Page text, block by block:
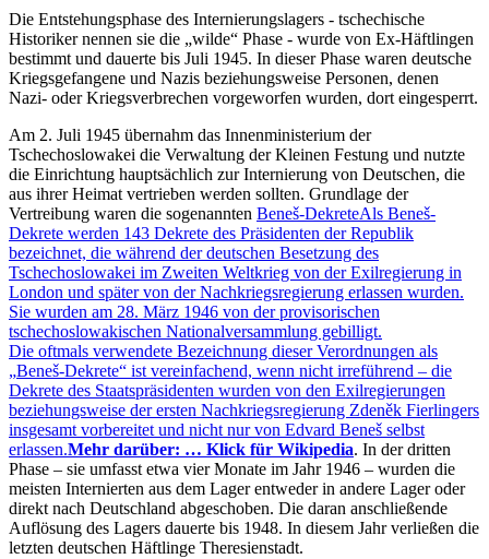
Die Entstehungsphase des Internierungslagers - tschechische
Historiker nennen sie die
wilde
Phase - wurde von Ex-Häftlingen
bestimmt und dauerte bis Juli 1945. In dieser Phase waren deutsche
Kriegsgefangene und Nazis beziehungsweise Personen, denen
Nazi- oder Kriegsverbrechen vorgeworfen wurden, dort eingesperrt.
Am 2. Juli 1945 übernahm das Innenministerium der
Tschechoslowakei die Verwaltung der Kleinen Festung und nutzte
die Einrichtung hauptsächlich zur Internierung von Deutschen, die
aus ihrer Heimat vertrieben werden sollten. Grundlage der
Vertreibung waren die sogenannten Beneš-DekreteAls Beneš-
Dekrete werden 143 Dekrete des Präsidenten der Republik
bezeichnet, die während der deutschen Besetzung des
Tschechoslowakei im Zweiten Weltkrieg von der Exilregierung in
London und später von der Nachkriegsregierung erlassen wurden.
Sie wurden am 28. März 1946 von der provisorischen
tschechoslowakischen Nationalversammlung gebilligt.
Die oftmals verwendete Bezeichnung dieser Verordnungen als
Beneš-Dekrete
ist vereinfachend, wenn nicht irreführend – die
Dekrete des Staatspräsidenten wurden von den Exilregierungen
beziehungsweise der ersten Nachkriegsregierung Zdeněk Fierlingers
insgesamt vorbereitet und nicht nur von Edvard Beneš selbst
erlassen.Mehr darüber: … Klick für Wikipedia. In der dritten
Phase – sie umfasst etwa vier Monate im Jahr 1946 – wurden die
meisten Internierten aus dem Lager entweder in andere Lager oder
direkt nach Deutschland abgeschoben. Die daran anschließende
Auflösung des Lagers dauerte bis 1948. In diesem Jahr verließen die
letzten deutschen Häftlinge Theresienstadt.